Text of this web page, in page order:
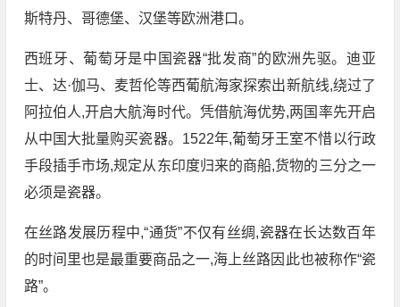
斯特丹、哥德堡、汉堡等欧洲港口。
西班牙、葡萄牙是中国瓷器“批发商”的欧洲先驱。迪亚
士、达·伽马、麦哲伦等西葡航海家探索出新航线,绕过了
阿拉伯人,开启大航海时代。凭借航海优势,两国率先开启
从中国大批量购买瓷器。1522年,葡萄牙王室不惜以行政
手段插手市场,规定从东印度归来的商船,货物的三分之一
必须是瓷器。
在丝路发展历程中,“通货”不仅有丝绸,瓷器在长达数百年
的时间里也是最重要商品之一,海上丝路因此也被称作“瓷
路”。